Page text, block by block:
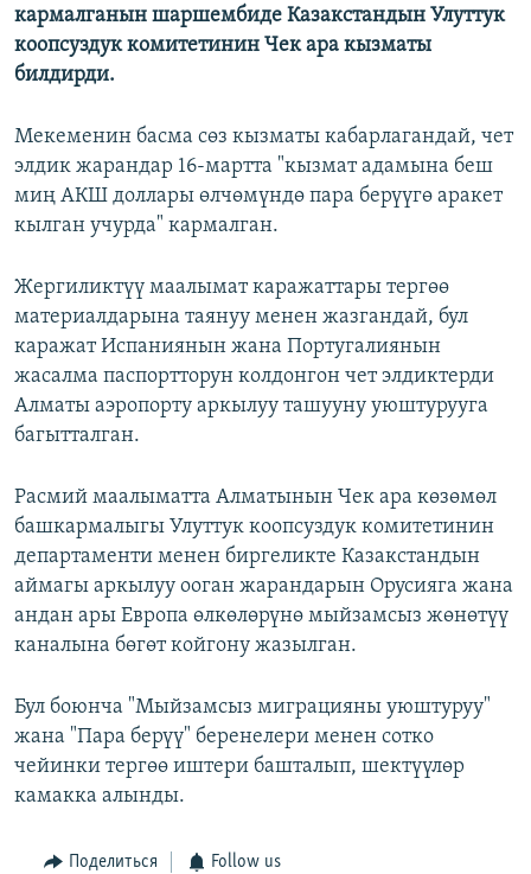
кармалганын шаршембиде Казакстандын Улуттук
коопсуздук комитетинин Чек ара кызматы
билдирди.
Мекеменин басма сөз кызматы кабарлагандай, чет
элдик жарандар 16-мартта "кызмат адамына беш
миң АКШ доллары өлчөмүндө пара берүүгө аракет
кылган учурда" кармалган.
Жергиликтүү маалымат каражаттары тергөө
материалдарына таянуу менен жазгандай, бул
каражат Испаниянын жана Португалиянын
жасалма паспортторун колдонгон чет элдиктерди
Алматы аэропорту аркылуу ташууну уюштурууга
багытталган.
Расмий маалыматта Алматынын Чек ара көзөмөл
башкармалыгы Улуттук коопсуздук комитетинин
департаменти менен биргеликте Казакстандын
аймагы аркылуу ооган жарандарын Орусияга жана
андан ары Европа өлкөлөрүнө мыйзамсыз жөнөтүү
каналына бөгөт койгону жазылган.
Бул боюнча "Мыйзамсыз миграцияны уюштуруу"
жана "Пара берүү" беренелери менен сотко
чейинки тергөө иштери башталып, шектүүлөр
камакка алынды.
Поделиться Follow us